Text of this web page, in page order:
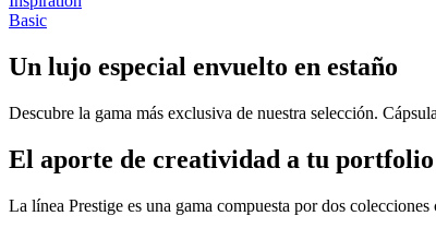
Basic
Un lujo especial envuelto en estaño
Descubre la gama más exclusiva de nuestra selección.
El aporte de creatividad a tu
La línea Prestige es una gama compuesta por dos